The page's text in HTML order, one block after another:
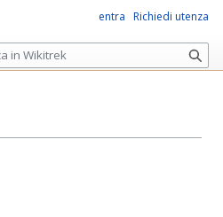
entra Richiedi utenza